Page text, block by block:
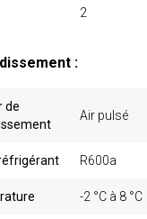
2
:
de
Air pulsé
R600a
-2 °C à 8 °C